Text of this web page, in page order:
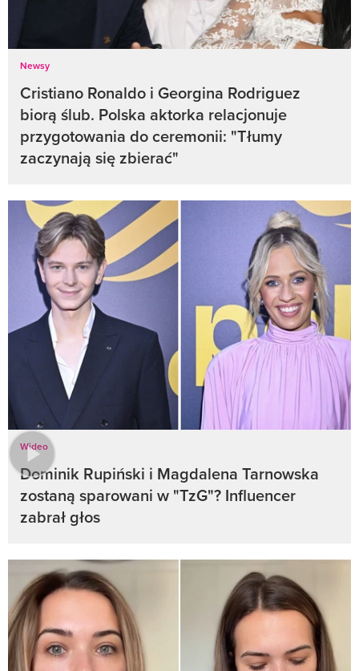
Newsy
Cristiano Ronaldo i Georgina Rodriguez
biorą ślub. Polska aktorka relacjonuje
przygotowania do ceremonii: "Tłumy
zaczynają się zbierać"
Wideo
Dominik Rupiński i Magdalena Tarnowska
zostaną sparowani w "TzG"? Influencer
zabrał głos